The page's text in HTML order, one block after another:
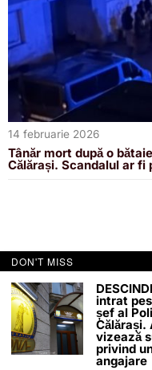
14 februarie 2026
Tânăr mort după o
Călărași. Scandalul ar
DON'T MISS
intrat
șef al
Călărași.
vizează
privind
angajare